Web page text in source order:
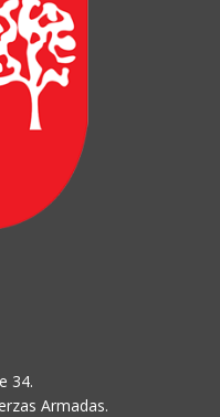
34.
Armadas.